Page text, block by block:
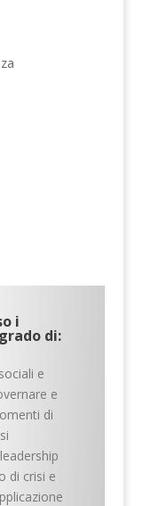
i
di:
e
e
di
di crisi e